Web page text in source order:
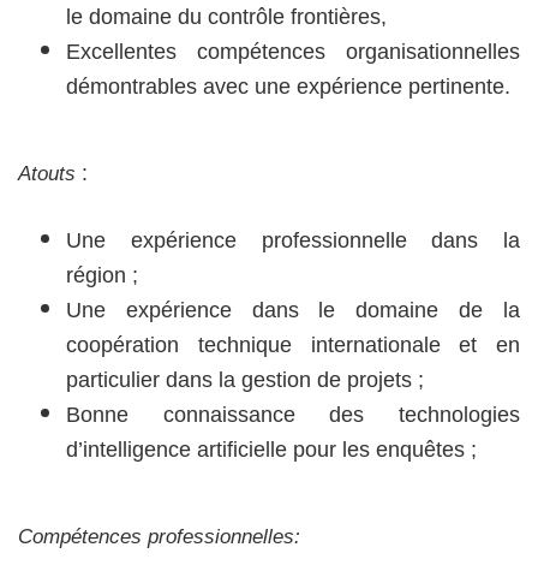
le domaine du contrôle frontières,
Excellentes compétences organisationnelles
démontrables avec une expérience pertinente.
Atouts :
Une expérience professionnelle dans la
région ;
Une expérience dans le domaine de la
coopération technique internationale et en
particulier dans la gestion de projets ;
Bonne connaissance des technologies
d’intelligence artificielle pour les enquêtes ;
Compétences professionnelles: